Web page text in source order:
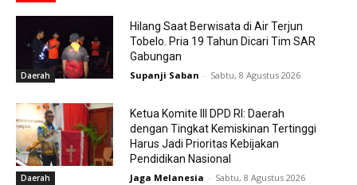
Daerah
Hilang Saat Berwisata di Air Terjun
Tobelo. Pria 19 Tahun Dicari Tim SAR
Gabungan
Supanji Saban - Sabtu, 8 Agustus 2026
Daerah
Ketua Komite III DPD RI: Daerah
dengan Tingkat Kemiskinan Tertinggi
Harus Jadi Prioritas Kebijakan
Pendidikan Nasional
Jaga Melanesia - Sabtu, 8 Agustus 2026